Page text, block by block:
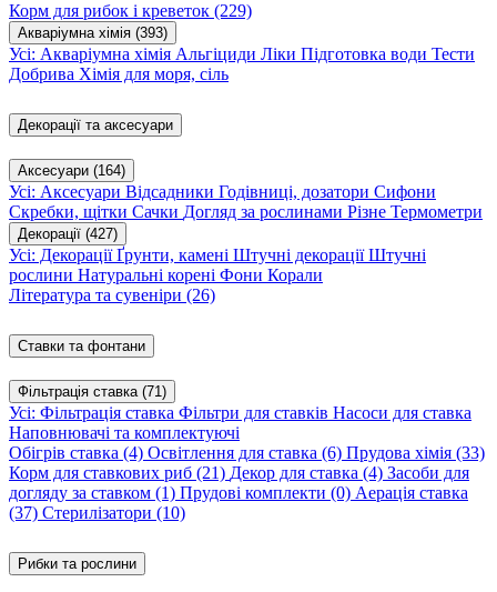
Корм для рибок і креветок (229)
Акваріумна хімія (393)
Усі: Акваріумна хімія Альгіциди Ліки Підготовка води Тести
Добрива Хімія для моря, сіль
Декорації та аксесуари
Аксесуари (164)
Усі: Аксесуари Відсадники Годівниці, дозатори Сифони
Скребки, щітки Сачки Догляд за рослинами Різне Термометри
Декорації (427)
Усі: ДекораціїҐрунти, камені Штучні декораціїШтучні
рослини Натуральні корені Фони Корали
Література та сувеніри (26)
Ставки та фонтани
Фільтрація ставка (71)
Усі: Фільтрація ставка Фільтри для ставків Насоси для ставка
Наповнювачі та комплектуючі
Обігрів ставка (4) Освітлення для ставка (6) Прудова хімія (33)
Корм для ставкових риб (21) Декор для ставка (4) Засоби для
догляду за ставком (1) Прудові комплекти (0) Аерація ставка
(37) Стерилізатори (10)
Рибки та рослини